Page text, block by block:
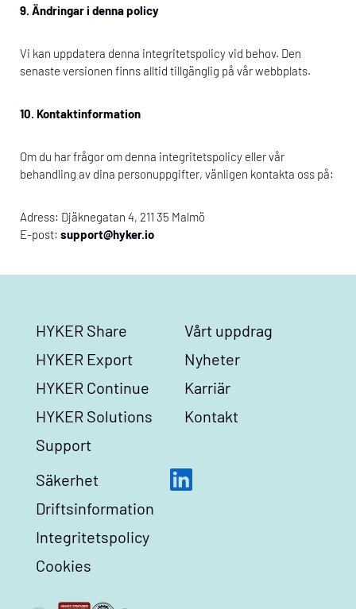
9. Ändringar i denna policy
Vi kan uppdatera denna integritetspolicy vid behov. Den
senaste versionen finns alltid tillgänglig på vår webbplats.
10. Kontaktinformation
Om du har frågor om denna integritetspolicy eller vår
behandling av dina personuppgifter, vänligen kontakta oss på:
Adress: Djäknegatan 4, 211 35 Malmö
E-post: support@hyker.io
HYKER Share
HYKER Export
HYKER Continue
HYKER Solutions
Support
Vårt uppdrag
Nyheter
Karriär
Kontakt
Säkerhet
Driftsinformation
Integritetspolicy
Cookies